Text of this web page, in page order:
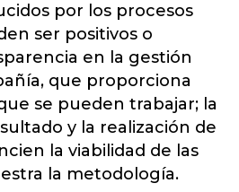
por los procesos
ser positivos o
en la gestión
que proporciona
se pueden trabajar; la
y la realización de
la viabilidad de las
la metodología.